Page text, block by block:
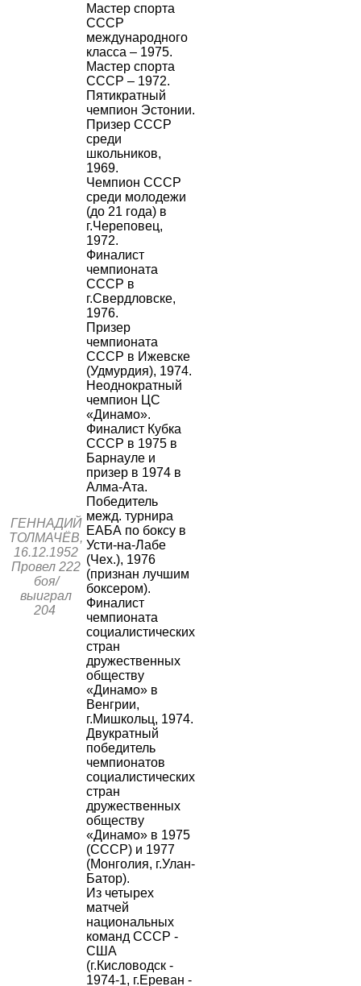
ГЕННАДИЙ
ТОЛМАЧЁВ,
16.12.1952
Провел 222
боя/
выиграл
204
Мастер спорта
СССР
международного
класса – 1975.
Мастер спорта
СССР – 1972.
Пятикратный
чемпион Эстонии.
Призер СССР
среди
школьников,
1969.
Чемпион СССР
среди молодежи
(до 21 года) в
г.Череповец,
1972.
Финалист
чемпионата
СССР в
г.Свердловске,
1976.
Призер
чемпионата
СССР в Ижевске
(Удмурдия), 1974.
Неоднократный
чемпион ЦС
«Динамо».
Финалист Кубка
СССР в 1975 в
Барнауле и
призер в 1974 в
Алма-Ата.
Победитель
межд. турнира
ЕАБА по боксу в
Усти-на-Лабе
(Чех.), 1976
(признан лучшим
боксером).
Финалист
чемпионата
социалистических
стран
дружественных
обществу
«Динамо» в
Венгрии,
г.Мишкольц, 1974.
Двукратный
победитель
чемпионатов
социалистических
стран
дружественных
обществу
«Динамо» в 1975
(СССР) и 1977
(Монголия, г.Улан-
Батор).
Из четырех
матчей
национальных
команд СССР -
США
(г.Кисловодск -
1974-1, г.Ереван -